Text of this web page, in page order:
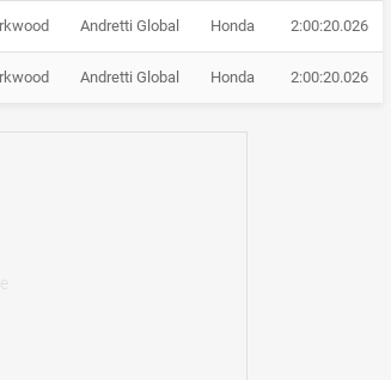
Andretti Global Honda 2:00:20.026
Andretti Global Honda 2:00:20.026